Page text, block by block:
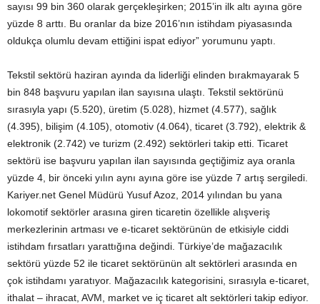
sayısı 99 bin 360 olarak gerçekleşirken; 2015’in ilk altı ayına göre
yüzde 8 arttı. Bu oranlar da bize 2016’nın istihdam piyasasında
oldukça olumlu devam ettiğini ispat ediyor” yorumunu yaptı.
Tekstil sektörü haziran ayında da liderliği elinden bırakmayarak 5
bin 848 başvuru yapılan ilan sayısına ulaştı. Tekstil sektörünü
sırasıyla yapı (5.520), üretim (5.028), hizmet (4.577), sağlık
(4.395), bilişim (4.105), otomotiv (4.064), ticaret (3.792), elektrik &
elektronik (2.742) ve turizm (2.492) sektörleri takip etti. Ticaret
sektörü ise başvuru yapılan ilan sayısında geçtiğimiz aya oranla
yüzde 4, bir önceki yılın aynı ayına göre ise yüzde 7 artış sergiledi.
Kariyer.net Genel Müdürü Yusuf Azoz, 2014 yılından bu yana
lokomotif sektörler arasına giren ticaretin özellikle alışveriş
merkezlerinin artması ve e-ticaret sektörünün de etkisiyle ciddi
istihdam fırsatları yarattığına değindi. Türkiye’de mağazacılık
sektörü yüzde 52 ile ticaret sektörünün alt sektörleri arasında en
çok istihdamı yaratıyor. Mağazacılık kategorisini, sırasıyla e-ticaret,
ithalat – ihracat, AVM, market ve iç ticaret alt sektörleri takip ediyor.